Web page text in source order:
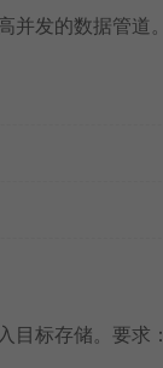
发的数据管道。
目标存储。要求：